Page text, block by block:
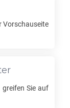
Vorschauseite
Sie auf